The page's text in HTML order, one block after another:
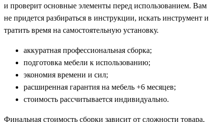
и проверит основные элементы перед использованием. Вам
не придется разбираться в инструкции, искать инструмент и
тратить время на самостоятельную установку.
аккуратная профессиональная сборка;
подготовка мебели к использованию;
экономия времени и сил;
расширенная гарантия на мебель +6 месяцев;
стоимость рассчитывается индивидуально.
Финальная стоимость сборки зависит от сложности товара,